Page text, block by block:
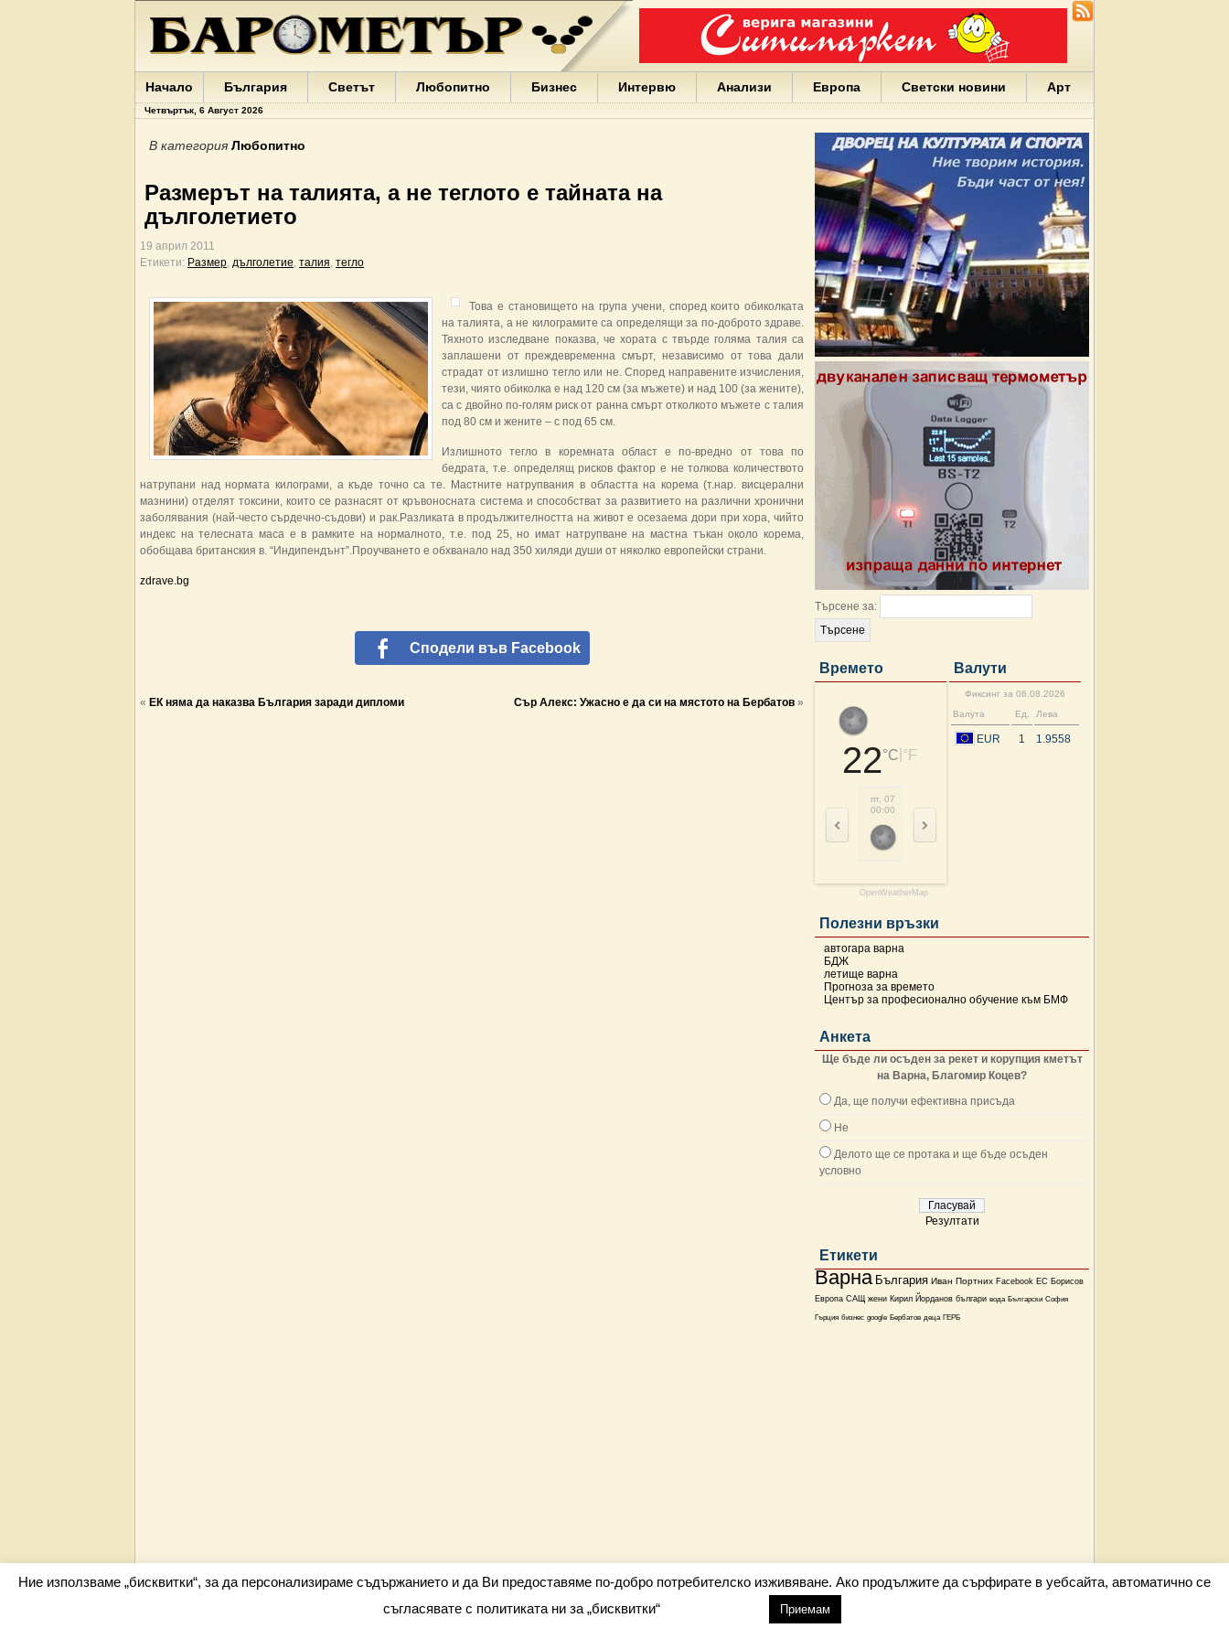
Варна
България
Портних
Facebook
ЕС
Борисов
Европа
Йорданов
българи
google
деца
Бербатов
ГЕРБ
Начало България Светът Любопитно Бизнес Интервю Анализи Европа Светски новини Арт
Четвъртък, 6 Август 2026
Търсене за:
Времето
22°C °F
пт, 07
00:00
03:00
OpenWeatherMap
Валути
Фиксинг за 06.08.2026
Валута
Ед. Лева
EUR 1 1.9558
Полезни връзки
автогара варна
БДЖ
летище варна
Прогноза за времето
Център за професионално обучение към БМФ
Анкета
Ще бъде ли осъден за рекет и корупция кметът
на Варна, Благомир Коцев?
Да, ще получи ефективна присъда
Не
Делото ще се протака и ще бъде осъден
условно
Резултати
Етикети
Варна България Иван Портних Facebook ЕС Борисов
Европа САЩ жени Кирил Йорданов българи вода Български София
Гърция бизнес google Бербатов деца ГЕРБ
В категория Любопитно
Размерът на талията, а не теглото е тайната на
дълголетието
19 април 2011
Етикети: Размер, дълголетие, талия, тегло
Това е становището на група учени, според които обиколката
на талията, а не килограмите са определящи за по-доброто здраве.
Тяхното изследване показва, че хората с твърде голяма талия са
заплашени от преждевременна смърт, независимо от това дали
страдат от излишно тегло или не. Според направените изчисления,
тези, чиято обиколка е над 120 см (за мъжете) и над 100 (за жените),
са с двойно по-голям риск от ранна смърт отколкото мъжете с талия
под 80 см и жените – с под 65 см.
Излишното тегло в коремната област е по-вредно от това по
бедрата, т.е. определящ рисков фактор е не толкова количеството
натрупани над нормата килограми, а къде точно са те. Мастните натрупвания в областта на корема (т.нар. висцерални
мазнини) отделят токсини, които се разнасят от кръвоносната система и способстват за развитието на различни хронични
заболявания (най-често сърдечно-съдови) и рак.Разликата в продължителността на живот е осезаема дори при хора, чийто
индекс на телесната маса е в рамките на нормалното, т.е. под 25, но имат натрупване на мастна тъкан около корема,
обобщава британския в. “Индипендънт”.Проучването е обхванало над 350 хиляди души от няколко европейски страни.
zdrave.bg
Сподели във Facebook
« ЕК няма да наказва България заради дипломи Сър Алекс: Ужасно е да си на мястото на Бербатов »
Всички права запазени barometar.net © 2026 info@barometar.net
Ние използваме „бисквитки“, за да персонализираме съдържанието и да Ви предоставяме по-добро потребителско изживяване. Ако продължите да сърфирате в уебсайта, автоматично се
съгласявате с политиката ни за „бисквитки“
Приемам